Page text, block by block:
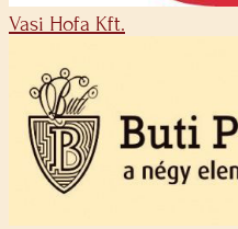
Vasi Hofa Kft.